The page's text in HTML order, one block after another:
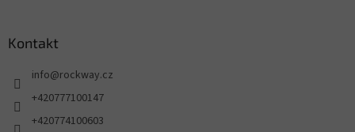
Kontakt
info@rockway.cz
+420777100147
+420774100603